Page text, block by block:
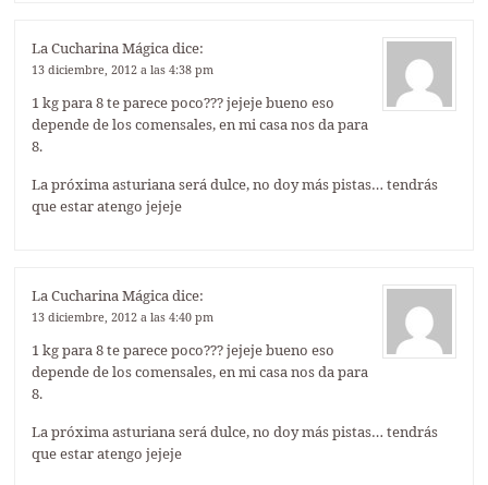
La Cucharina Mágicadice:
13 diciembre, 2012 a las 4:38 pm
1 kg para 8 te parece poco??? jejeje bueno eso
depende de los comensales, en mi casa nos da para
8.
La próxima asturiana será dulce, no doy más pistas… tendrás
que estar atengo jejeje
La Cucharina Mágicadice:
13 diciembre, 2012 a las 4:40 pm
1 kg para 8 te parece poco??? jejeje bueno eso
depende de los comensales, en mi casa nos da para
8.
La próxima asturiana será dulce, no doy más pistas… tendrás
que estar atengo jejeje